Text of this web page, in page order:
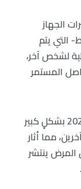
الجهاز
التي يتم
لشخص آخر،
المستمر
لقد أثر تفشي مرض جدري القرود في عام 2022 بشكلٍ كبير
مما أثار
ينتشر